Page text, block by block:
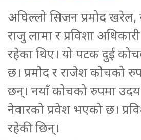
अघिल्लो सिजन प्रमोद खरेल,
राजु लामा र प्रविशा
रहेका थिए। यो पटक दुई
छ। प्रमोद र राजेश कोचको
छन्। नयाँ कोचको रुपमा उदय
नेवारको प्रवेश भएको छ।
रहेकी छिन्।